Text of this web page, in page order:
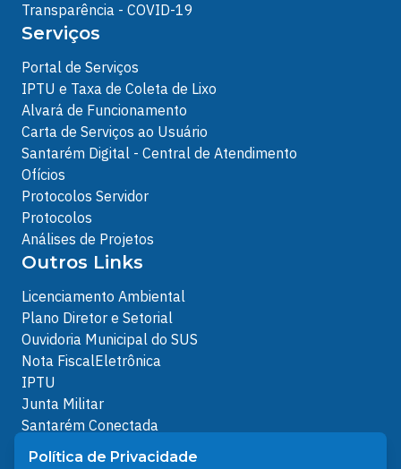
Transparência - COVID-19
Serviços
Portal de Serviços
IPTU e Taxa de Coleta de Lixo
Alvará de Funcionamento
Carta de Serviços ao Usuário
Santarém Digital - Central de Atendimento
Ofícios
Protocolos Servidor
Protocolos
Análises de Projetos
Outros Links
Licenciamento Ambiental
Plano Diretor e Setorial
Ouvidoria Municipal do SUS
Nota FiscalEletrônica
IPTU
Junta Militar
Santarém Conectada
Política de Privacidade
Política de Privacidade